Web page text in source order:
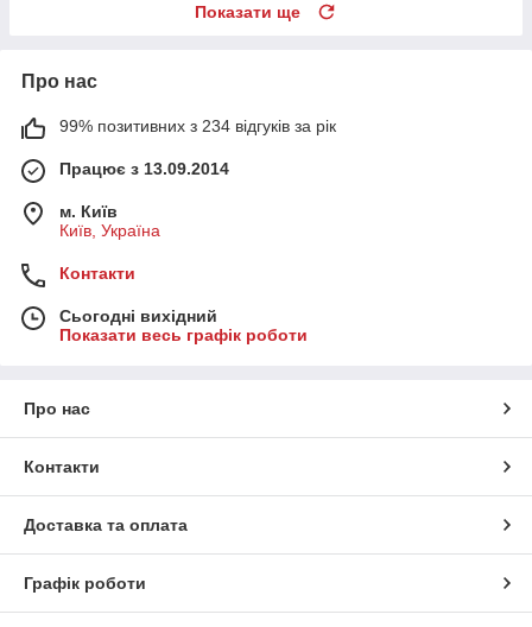
Показати ще
Про нас
99% позитивних з 234 відгуків за рік
Працює з 13.09.2014
м. Київ
Київ, Україна
Контакти
Сьогодні вихідний
Показати весь графік роботи
Про нас
Контакти
Доставка та оплата
Графік роботи